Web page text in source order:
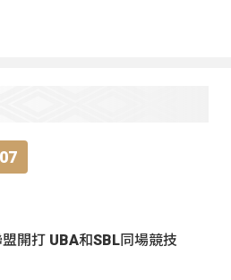
開打 UBA和SBL同場競技